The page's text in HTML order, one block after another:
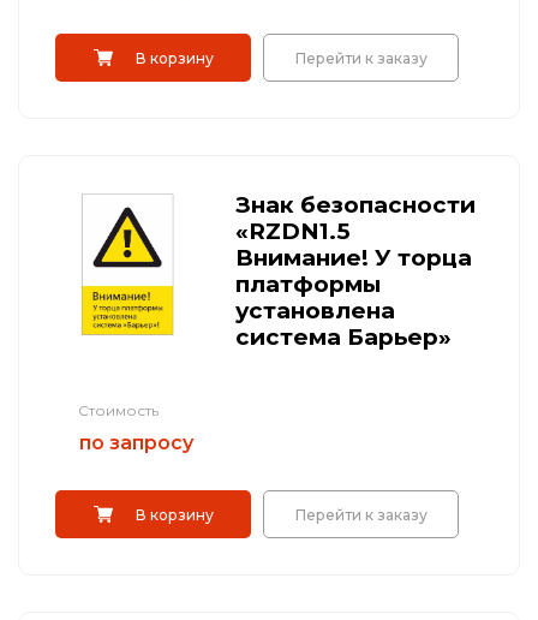
В корзину Перейти к заказу
Знак безопасности
«RZDN1.5
Внимание! У торца
платформы
установлена
система Барьер»
Стоимость
по запросу
В корзину Перейти к заказу